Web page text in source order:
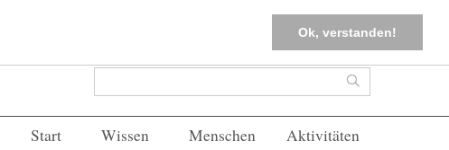
Ok, verstanden!
FAQs Einloggen
Suchformular Suche
Start Wissen Menschen Aktivitäten